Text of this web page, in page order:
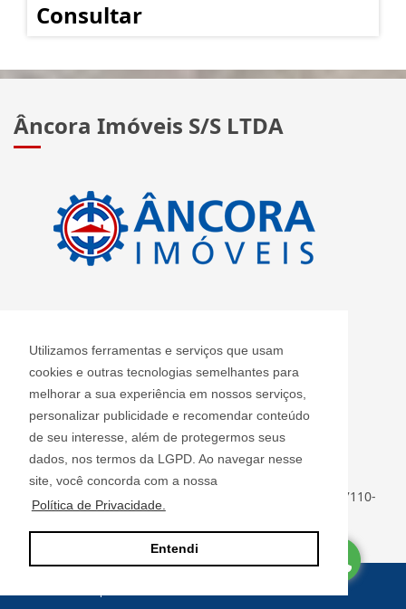
Utilizamos ferramentas e serviços que usam
cookies e outras tecnologias semelhantes para
melhorar a sua experiência em nossos serviços,
personalizar publicidade e recomendar conteúdo
de seu interesse, além de protegermos seus
dados, nos termos da LGPD. Ao navegar nesse
site, você concorda com a nossa
Política de Privacidade.
Entendi
Consultar
Âncora Imóveis S/S LTDA
Informações de Contato
Âncora Imóveis S/S LTDA - J 2420
ancoraimoveis@uol.com.br
(11) 2408-3955
Rua Luiz Faccini, 142 - Centro - Guarulhos - SP - CEP: 07110-
000